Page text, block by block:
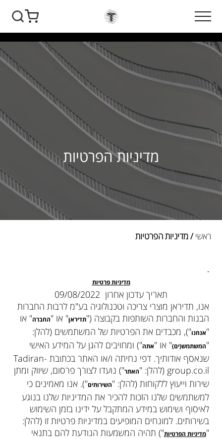
מדיניות הפרטיות
ראשי / מדיניות הפרטיות
מדיניות פרטיות
תאריך עדכון אחרון 09/08/2022
אנו, תדיראן מוצרי צריכה וטכנולוגיה בע"מ לרבות החברות
הבנות והחברות השותפות בקבוצה ("תדיראן" או "החברה" או
"אנחנו"), מכבדים את הפרטיות של המשתמשים (להלן:
"המשתמש(ים)" או "אתה") ומחויבים להגן על המידע האישי
שנאסף אודותיך. דפי נחיתה ו/או האתר בכתובת Tadiran-
group.co.il (להלן: "
האתר") נועדו לצורך פרסום, שיווק ומתן
שירות וייעוץ ללקוחות (להלן: "השירותים"). אנו מאמינים כי
למשתמשים שלנו הזכות להכיר את המדיניות שלנו בנוגע
לאיסוף ושימוש במידע המתקבל על ידינו בזמן השימוש
בשירותים. למונחים המופיעים במדיניות פרטיות זו (להלן:
"מדיניות הפרטיות") תהיה המשמעות הנודעת להם בתנאי